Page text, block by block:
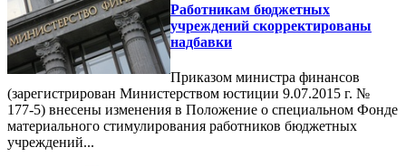
Работникам бюджетных
учреждений скорректированы
надбавки
Приказом министра финансов
(зарегистрирован Министерством юстиции 9.07.2015 г. №
177-5) внесены изменения в Положение о специальном Фонде
материального стимулирования работников бюджетных
учреждений...